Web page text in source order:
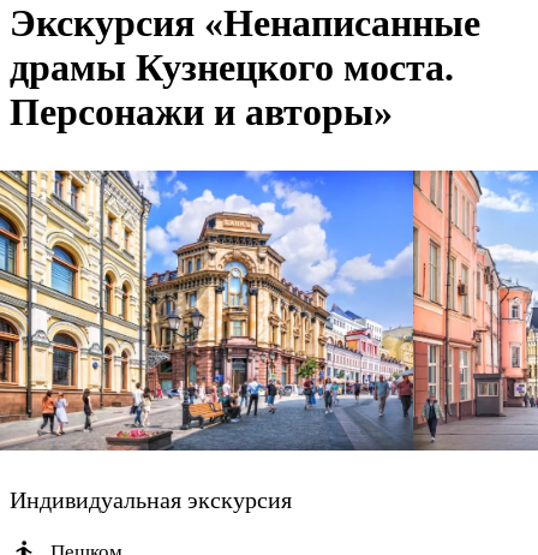
Экскурсия «Ненаписанные
драмы Кузнецкого моста.
Персонажи и авторы»
Индивидуальная экскурсия